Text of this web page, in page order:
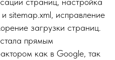
sitemap.xml, исправление
загрузки страниц.
прямым
как в Google, так